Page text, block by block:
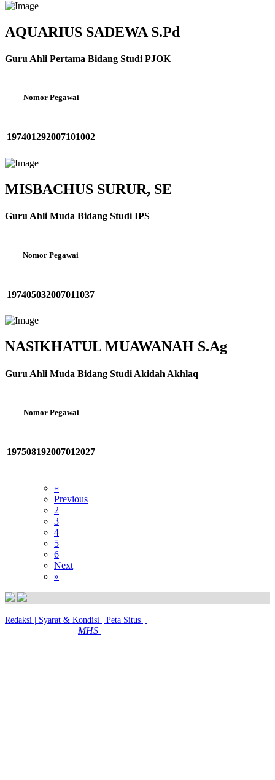
AQUARIUS SADEWA S.Pd
Guru Ahli Pertama Bidang Studi PJOK
Nomor Pegawai
197401292007101002
MISBACHUS SURUR, SE
Guru Ahli Muda Bidang Studi IPS
Nomor Pegawai
197405032007011037
NASIKHATUL MUAWANAH S.Ag
Guru Ahli Muda Bidang Studi Akidah Akhlaq
Nomor Pegawai
197508192007012027
«
Previous
2
3
4
5
6
Next
»
Redaksi | Syarat & Kondisi | Peta Situs |
MHS